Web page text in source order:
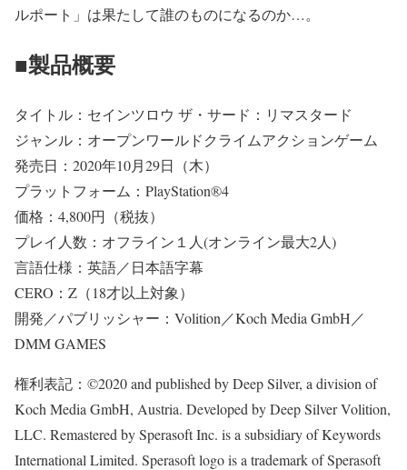
ルポート」は果たして誰のものになるのか…。
■製品概要
タイトル：セインツロウ ザ・サード：リマスタード
ジャンル：オープンワールドクライムアクションゲーム
発売日：2020年10月29日（木）
プラットフォーム：PlayStation®4
価格：4,800円（税抜）
プレイ人数：オフライン１人(オンライン最大2人)
言語仕様：英語／日本語字幕
CERO：Z（18才以上対象）
開発／パブリッシャー：Volition／Koch Media GmbH／
DMM GAMES
権利表記：©2020 and published by Deep Silver, a division of
Koch Media GmbH, Austria. Developed by Deep Silver Volition,
LLC. Remastered by Sperasoft Inc. is a subsidiary of Keywords
International Limited. Sperasoft logo is a trademark of Sperasoft